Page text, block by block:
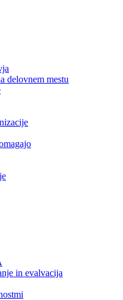
delovnem mestu
in evalvacija